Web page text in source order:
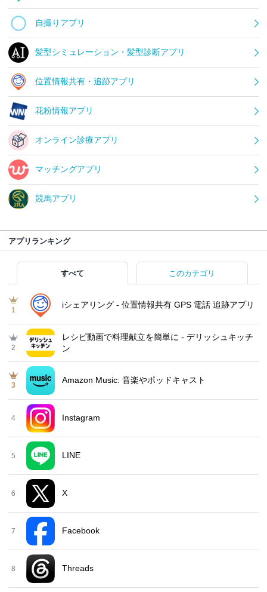
自撮りアプリ
髪型シミュレーション・髪型診断アプリ
位置情報共有・追跡アプリ
花粉情報アプリ
オンライン診療アプリ
マッチングアプリ
競馬アプリ
アプリランキング
すべて このカテゴリ
1
iシェアリング - 位置情報共有 GPS 電話 追跡アプリ
2
レシピ動画で料理献立を簡単‪に - デリッシュキッチ
ン
3
Amazon Music: 音楽やポッドキャスト
4 Instagram
5 LINE
6 X
7 Facebook
8 Threads